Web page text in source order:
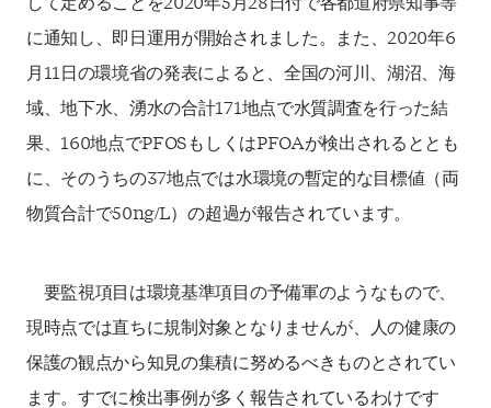
に通知し、即日運用が開始されました。また、2020年6
月11日の環境省の発表によると、全国の河川、湖沼、海
域、地下水、湧水の合計171地点で水質調査を行った結
果、160地点でPFOSもしくはPFOAが検出されるととも
に、そのうちの37地点では水環境の暫定的な目標値（両
物質合計で50ng/L）の超過が報告されています。
要監視項目は環境基準項目の予備軍のようなもので、
現時点では直ちに規制対象となりませんが、人の健康の
保護の観点から知見の集積に努めるべきものとされてい
ます。すでに検出事例が多く報告されているわけです